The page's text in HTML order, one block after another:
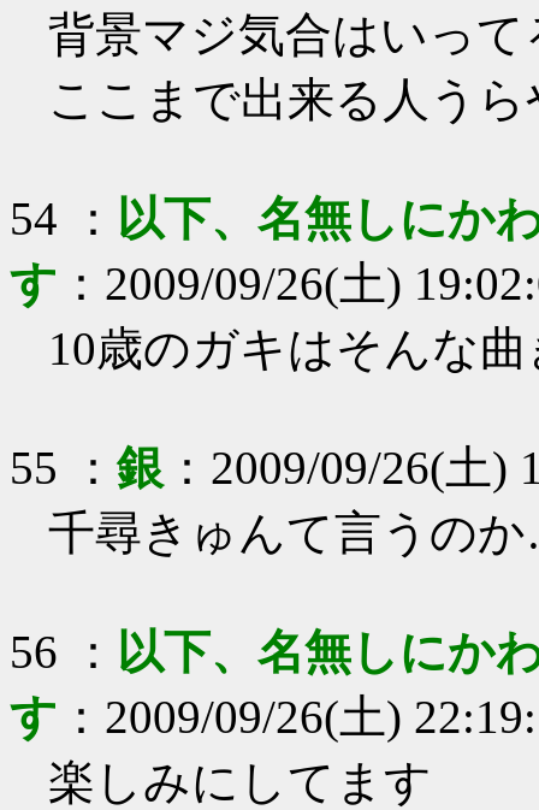
背景マジ気合はいって
ここまで出来る人う
54 ： 以下、名無しにか
す ： 2009/09/26(土)
10歳のガキはそんな
55 ：銀 ： 2009/09/26(土)
千尋きゅんて言うの
56 ： 以下、名無しにか
す ： 2009/09/26(土)
楽しみにしてます